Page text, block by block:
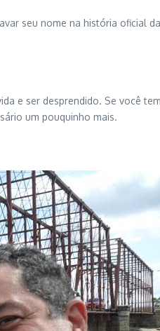
seu nome na história oficial
e ser desprendido. Se você
um pouquinho mais.